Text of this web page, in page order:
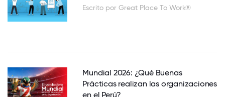
Escrito por Great Place To Work®
Mundial 2026: ¿Qué Buenas
Prácticas realizan las organizaciones
en el Perú?